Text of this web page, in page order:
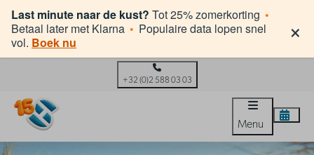
Last minute naar de kust? Tot 25% zomerkorting •
Betaal later met Klarna • Populaire data lopen snel
vol. Boek nu ×
+32 (0)2 588 03 03
Menu